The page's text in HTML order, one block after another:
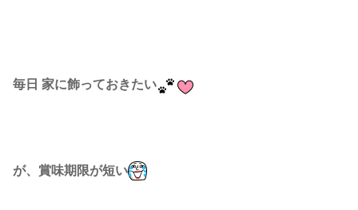
毎日 家に飾っておきたい
が、賞味期限が短い